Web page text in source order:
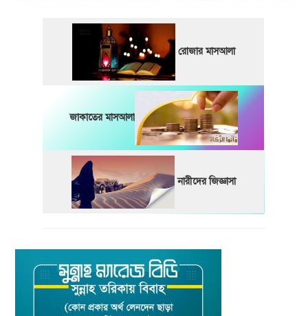
রোজার মাসআলা
জাকাতের মাসআলা
নারীদের জিজ্ঞাসা